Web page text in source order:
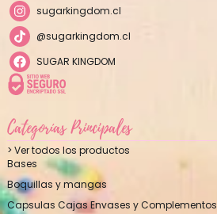
sugarkingdom.cl
@sugarkingdom.cl
SUGAR KINGDOM
Categorías Principales
> Ver todos los productos
Bases
Boquillas y mangas
Capsulas Cajas Envases y Complementos